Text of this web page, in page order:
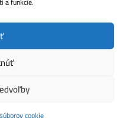
Ochrana osobných údajov
deti ...